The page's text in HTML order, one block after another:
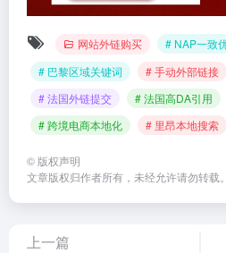
网站外链购买 # NAP一致
# 巴黎区域关键词
# 手动外部链接
# 法国外链提交
# 法国高DA引用
# 跨境电商本地化
# 里昂本地搜索
© 版权声明
文章版权归作者所有，未经允许请勿转载。
上一篇